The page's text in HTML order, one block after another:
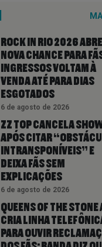
ROCK IN RIO 2026 ABRE
NOVA CHANCE PARA
INGRESSOS VOLTAM À
VENDA ATÉ PARA DIAS
ESGOTADOS
6 de agosto de 2026
ZZ TOP CANCELA
APÓS CITAR
INTRANSPONÍVEIS” E
DEIXA FÃS SEM
EXPLICAÇÕES
6 de agosto de 2026
QUEENS OF THE STONE
CRIA LINHA
PARA OUVIR